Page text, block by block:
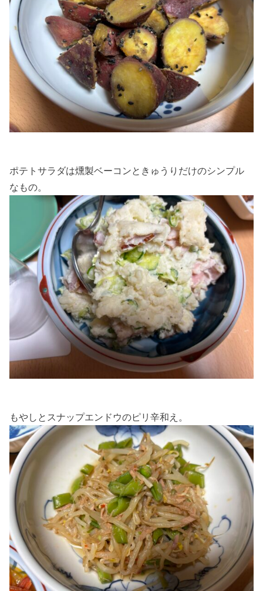
ポテトサラダは燻製ベーコンときゅうりだけのシンプル
なもの。
もやしとスナップエンドウのピリ辛和え。